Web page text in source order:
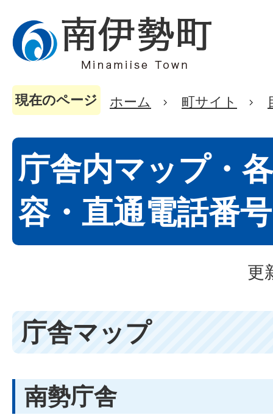
現在のページ ホーム 町サイト
庁舎内マップ・
容・直通電話番号
更
庁舎マップ
南勢庁舎